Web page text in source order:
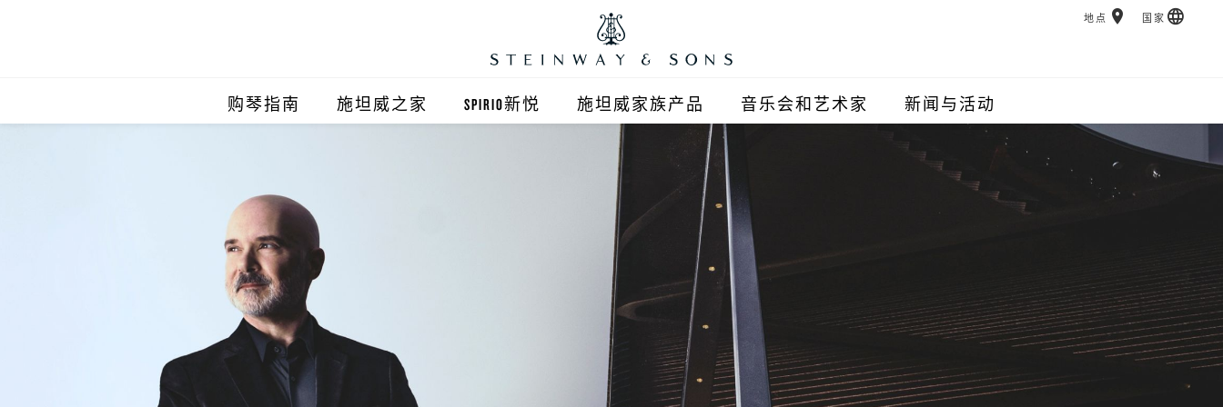
购琴指南 施坦威之家
施坦威之家西安
施坦威之家杭州
SPIRIO新悦 施坦威家族产品
施坦威钢琴
波士顿钢琴
郎朗钢琴
艾塞克斯钢琴
音乐会和艺术家 新闻与活动
地点 国家